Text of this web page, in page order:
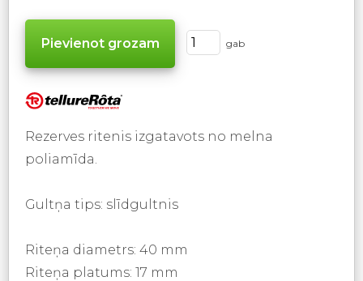
gab
Rezerves ritenis izgatavots no melna
poliamīda.
Gultņa tips: slīdgultnis
Riteņa diametrs: 40 mm
Riteņa platums: 17 mm